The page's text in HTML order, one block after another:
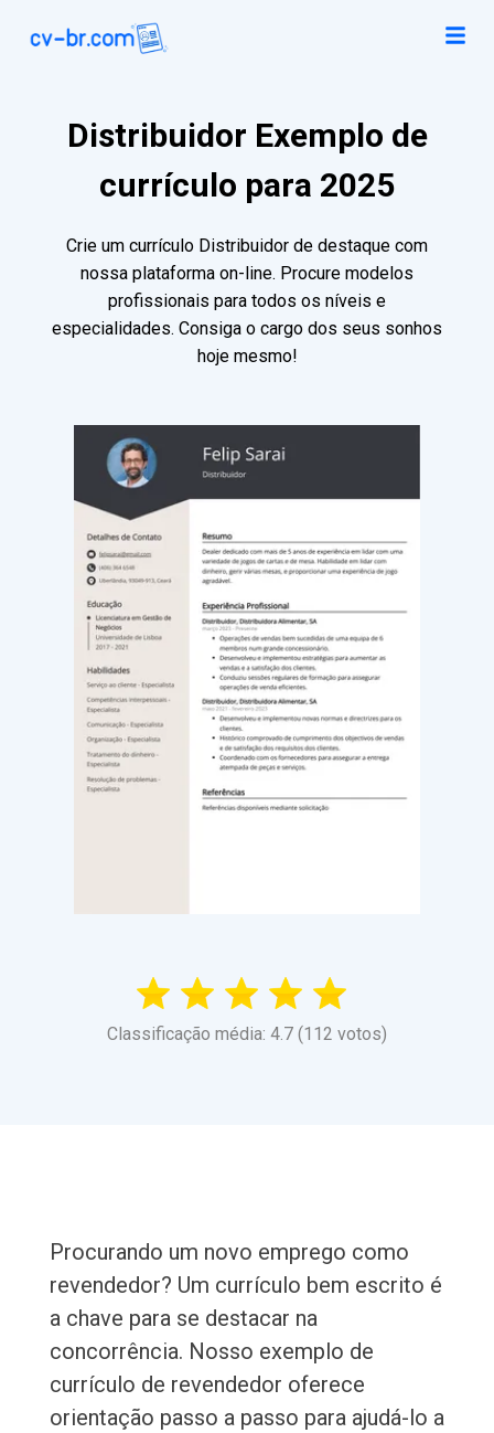
Distribuidor Exemplo de
currículo para 2025
Crie um currículo Distribuidor de destaque com
nossa plataforma on-line. Procure modelos
profissionais para todos os níveis e
especialidades. Consiga o cargo dos seus sonhos
hoje mesmo!
Classificação média: 4.7 (112 votos)
Procurando um novo emprego como
revendedor? Um currículo bem escrito é
a chave para se destacar na
concorrência. Nosso exemplo de
currículo de revendedor oferece
orientação passo a passo para ajudá-lo a